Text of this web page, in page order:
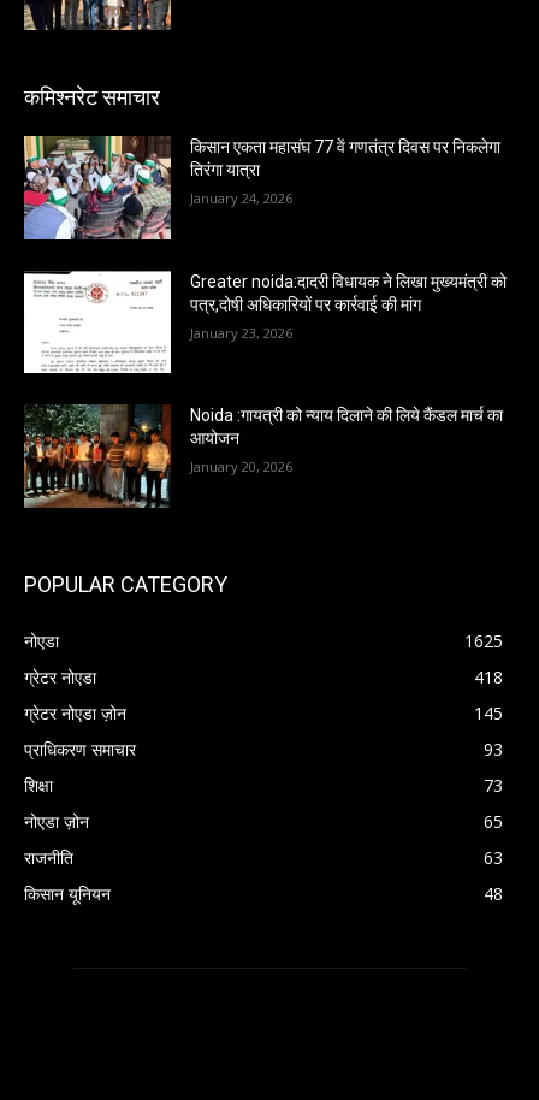
कमिश्नरेट समाचार
किसान एकता महासंघ 77 वें गणतंत्र दिवस पर निकलेगा
तिरंगा यात्रा
January 24, 2026
Greater noida:दादरी विधायक ने लिखा मुख्यमंत्री को
पत्र,दोषी अधिकारियों पर कार्रवाई की मांग
January 23, 2026
Noida :गायत्री को न्याय दिलाने की लिये कैंडल मार्च का
आयोजन
January 20, 2026
POPULAR CATEGORY
नोएडा
1625
ग्रेटर नोएडा
418
ग्रेटर नोएडा ज़ोन
145
प्राधिकरण समाचार
93
शिक्षा
73
नोएडा ज़ोन
65
राजनीति
63
किसान यूनियन
48